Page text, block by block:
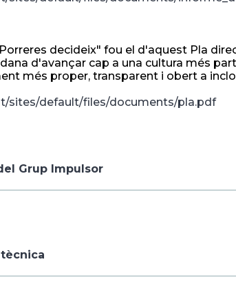
decideix" fou el d'aquest Pla
d'avançar cap a una cultura més
més proper, transparent i obert a
sites/default/files/documents/pla.pdf
Grup Impulsor